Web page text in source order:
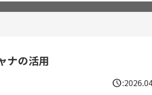
ナの活用
schedule: